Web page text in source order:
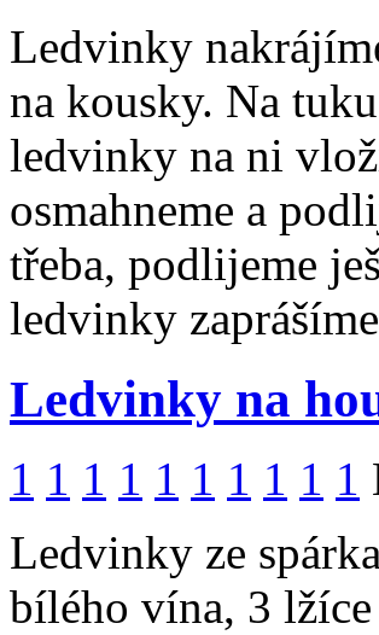
Ledvinky
na kousky. Na
ledvinky na ni
osmahneme a
třeba, podlijeme
ledvinky
Ledvinky na
1 1 1 1 1 1 1 1 1 1
Ledvinky ze
bílého vína, 3